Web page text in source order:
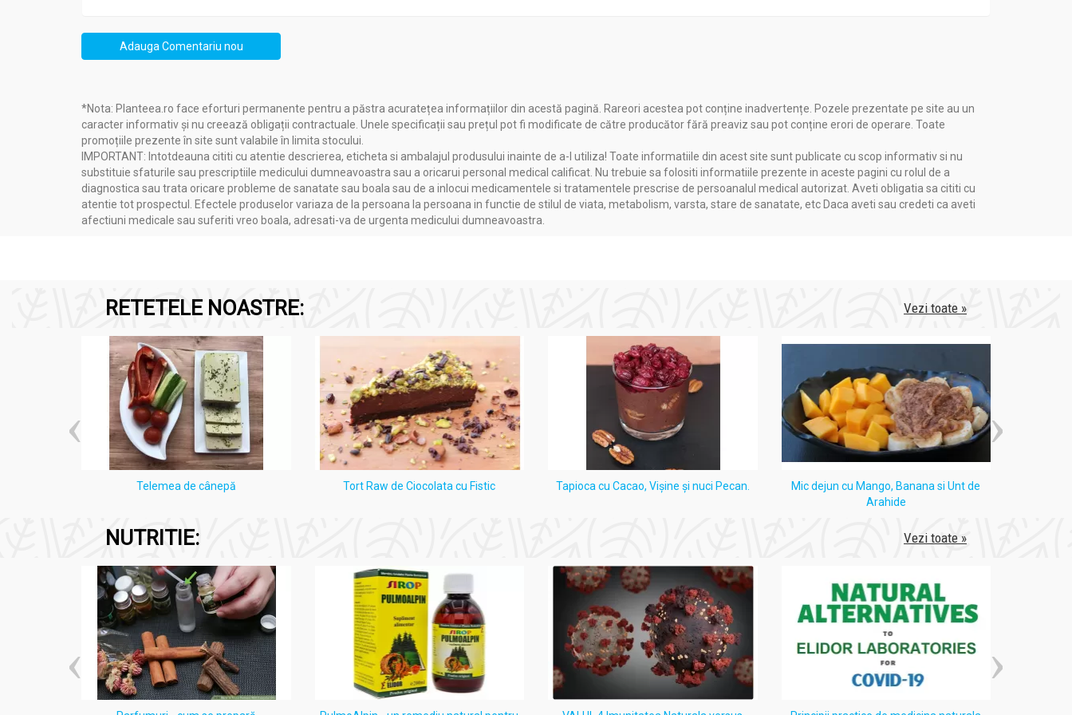
Administrare
Ulei ficat cod 80cps - LYSI
2-3 capsule/zi pentru adulti si copii de peste 6 ani; copii mici nu pot inghiti capsula.
Doza se poate imparti in portii, se poate administra inainte sau dupa masa.
De retinut: Produsul este un supliment alimentar. Consumul de suplimente alimentare nu substituie o dieta variata si echilibrata si un mod de viata sanatos.
A nu se depasi doza pentru consumul zilnic. A se pastra la loc uscat, racoros, ferit de lumina. A nu se lasa la indemana copiilor mici. Omega-3 are un efect
discret de subtiere a sangelui, de retinut pentru femeile insarcinate, cele care alapteaza si pentru persoanele care urmeaza o medicatie anticoagulanta.
Adauga Comentariu nou
*Nota: Planteea.ro face eforturi permanente pentru a păstra acuratețea informațiilor din acestă pagină. Rareori acestea pot conține inadvertențe. Pozele prezentate pe site au un
caracter informativ și nu creează obligații contractuale. Unele specificații sau prețul pot fi modificate de către producător fără preaviz sau pot conține erori de operare. Toate
promoțiile prezente în site sunt valabile în limita stocului.
IMPORTANT: Intotdeauna cititi cu atentie descrierea, eticheta si ambalajul produsului inainte de a-l utiliza! Toate informatiile din acest site sunt publicate cu scop informativ si nu
substituie sfaturile sau prescriptiile medicului dumneavoastra sau a oricarui personal medical calificat. Nu trebuie sa folositi informatiile prezente in aceste pagini cu rolul de a
diagnostica sau trata oricare probleme de sanatate sau boala sau de a inlocui medicamentele si tratamentele prescrise de persoanalul medical autorizat. Aveti obligatia sa cititi cu
atentie tot prospectul. Efectele produselor variaza de la persoana la persoana in functie de stilul de viata, metabolism, varsta, stare de sanatate, etc Daca aveti sau credeti ca aveti
afectiuni medicale sau suferiti vreo boala, adresati-va de urgenta medicului dumneavoastra.
RETETELE NOASTRE: Vezi toate »
Telemea de cânepă Tort Raw de Ciocolata cu Fistic Tapioca cu Cacao, Vişine şi nuci Pecan.
Mic dejun cu Mango, Banana si Unt de
Arahide
NUTRITIE: Vezi toate »